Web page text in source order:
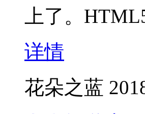
上了。
详情
花朵之蓝